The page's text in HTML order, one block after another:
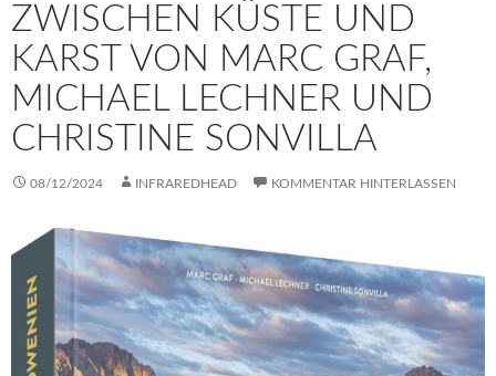
ZWISCHEN KÜSTE UND
KARST VON MARC GRAF,
MICHAEL LECHNER UND
CHRISTINE SONVILLA
08/12/2024 INFRAREDHEAD KOMMENTAR HINTERLASSEN